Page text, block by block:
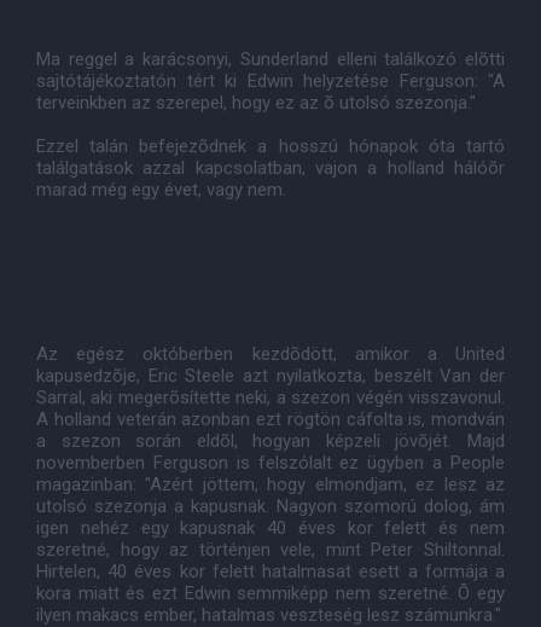
Ma reggel a karácsonyi, Sunderland elleni találkozó elõtti
sajtótájékoztatón tért ki Edwin helyzetése Ferguson: "A
terveinkben az szerepel, hogy ez az õ utolsó szezonja."
Ezzel talán befejezõdnek a hosszú hónapok óta tartó
találgatások azzal kapcsolatban, vajon a holland hálóõr
marad még egy évet, vagy nem.
Az egész októberben kezdõdött, amikor a United
kapusedzõje, Eric Steele azt nyilatkozta, beszélt Van der
Sarral, aki megerõsítette neki, a szezon végén visszavonul.
A holland veterán azonban ezt rögtön cáfolta is, mondván
a szezon során eldõl, hogyan képzeli jövõjét. Majd
novemberben Ferguson is felszólalt ez ügyben a People
magazinban: "Azért jöttem, hogy elmondjam, ez lesz az
utolsó szezonja a kapusnak. Nagyon szomorú dolog, ám
igen nehéz egy kapusnak 40 éves kor felett és nem
szeretné, hogy az történjen vele, mint Peter Shiltonnal.
Hirtelen, 40 éves kor felett hatalmasat esett a formája a
kora miatt és ezt Edwin semmiképp nem szeretné. Õ egy
ilyen makacs ember, hatalmas veszteség lesz számunkra."